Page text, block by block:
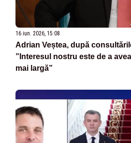
16 iun. 2026, 15:08
Adrian Veștea, după
”Interesul nostru este de a
mai largă”